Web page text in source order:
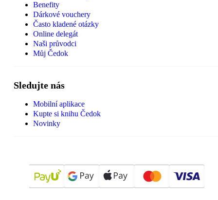
Benefity
Dárkové vouchery
Často kladené otázky
Online delegát
Naši průvodci
Můj Čedok
Sledujte nás
Mobilní aplikace
Kupte si knihu Čedok
Novinky